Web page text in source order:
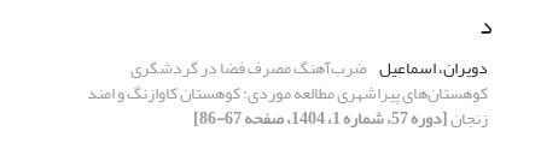
د
دویران، اسماعیل ضرب‌آهنگ مصرف فضا در گردشگری
کوهستان‌های پیراشهری مطالعه موردی: کوهستان کاوازنگ و امند
زنجان[دوره 57، شماره 1، 1404، صفحه 67-86]